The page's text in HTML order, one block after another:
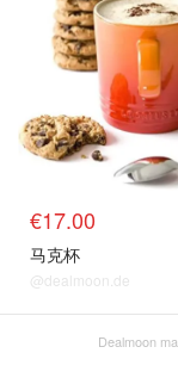
€17.00
马克杯
@dealmoon.de
Dealmoon